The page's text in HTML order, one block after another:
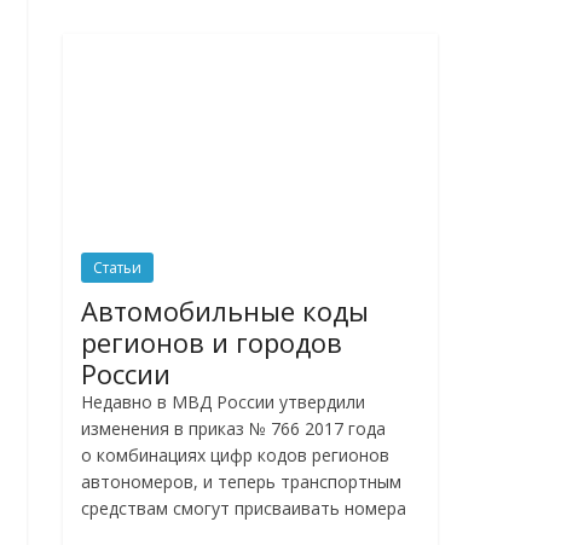
Статьи
Автомобильные коды
регионов и городов
России
Недавно в МВД России утвердили
изменения в приказ № 766 2017 года
о комбинациях цифр кодов регионов
автономеров, и теперь транспортным
средствам смогут присваивать номера